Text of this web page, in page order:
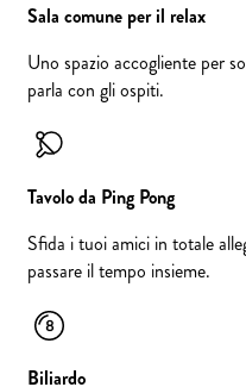
Sala comune per il relax
Uno spazio accogliente per
parla con gli ospiti.
Tavolo da Ping Pong
Sfida i tuoi amici in totale
passare il tempo insieme.
Biliardo